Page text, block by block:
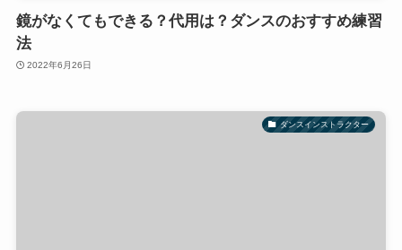
鏡がなくてもできる？代用は？ダンスのおすすめ練習
法
2022年6月26日
ダンスインストラクター